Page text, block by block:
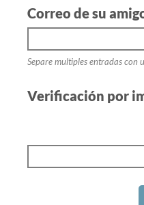
Correo de su
Separe multiples entradas con
Verificación por